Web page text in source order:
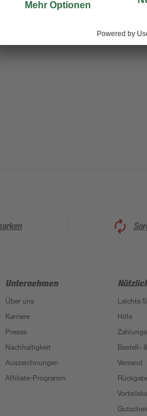
sauber an die Wand
Unternehmen
Über uns
Karriere
Presse
Nachhaltigkeit
Auszeichnungen
Affiliate-Programm
Leichte
Hilfe
Bestell-
Versand